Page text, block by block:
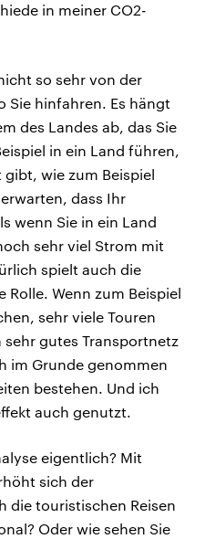
in meiner CO2-
so sehr von der
Sie hinfahren. Es hängt
des Landes ab, das Sie
in ein Land führen,
gibt, wie zum Beispiel
dass Ihr
wenn Sie in ein Land
sehr viel Strom mit
spielt auch die
Wenn zum Beispiel
sehr viele Touren
gutes Transportnetz
im Grunde genommen
bestehen. Und ich
auch genutzt.
eigentlich? Mit
sich der
die touristischen Reisen
Oder wie sehen Sie